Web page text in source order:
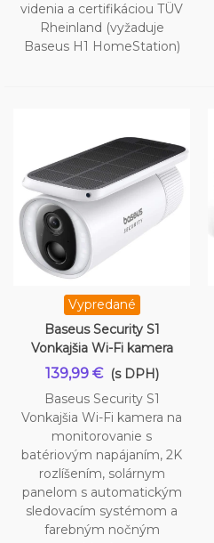
videnia a certifikáciou TÜV
Rheinland (vyžaduje
Baseus H1 HomeStation)
Vypredané
Baseus Security S1
Vonkajšia Wi-Fi kamera
139,99 € (s DPH)
Baseus Security S1
Vonkajšia Wi-Fi kamera na
monitorovanie s
batériovým napájaním, 2K
rozlíšením, solárnym
panelom s automatickým
sledovacím systémom a
farebným nočným